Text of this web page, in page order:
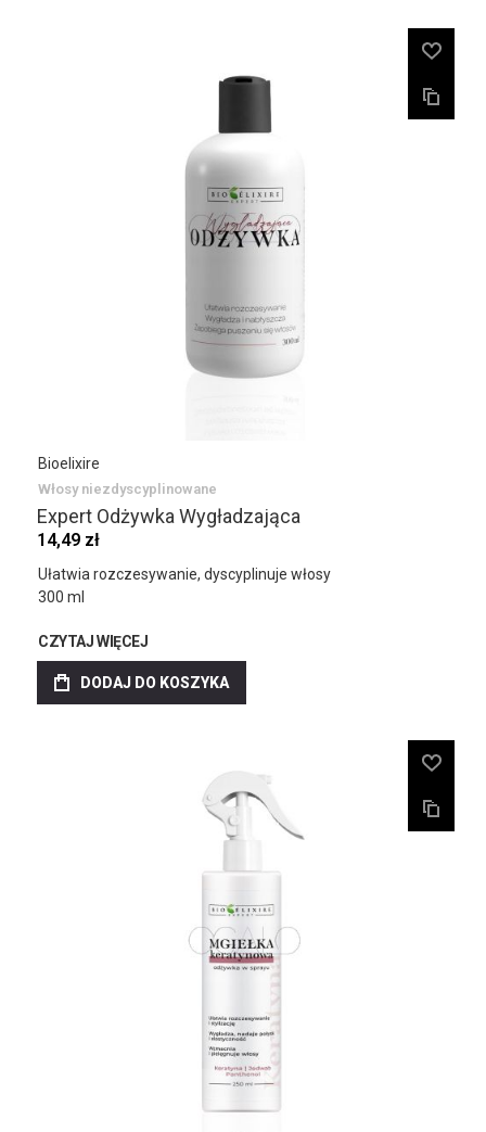
Bioelixire
Włosy niezdyscyplinowane
Expert Odżywka Wygładzająca
14,49 zł
Ułatwia rozczesywanie, dyscyplinuje włosy
300 ml
CZYTAJ WIĘCEJ
DODAJ DO KOSZYKA